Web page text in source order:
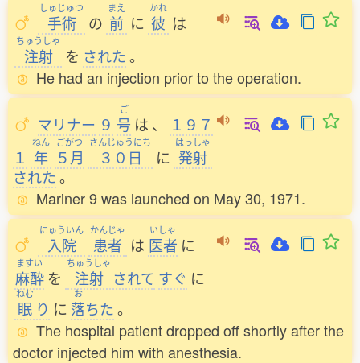
しゅじゅつ
手術 の
まえ
前 に
かれ
彼 は
ちゅうしゃ
注射 を された 。
He had an injection prior to the operation.
マリナー ９
ご
号 は 、
１９７
１
ねん
年
ごがつ
５月
さんじゅうにち
３０日 に
はっしゃ
発射
された。
Mariner 9 was launched on May 30, 1971.
にゅういん
入院
かんじゃ
患者 は
いしゃ
医者 に
ますい
麻酔 を
ちゅうしゃ
注射 されて すぐ に
ねむ
眠 り に
お
落ちた 。
The hospital patient dropped off shortly after the
doctor injected him with anesthesia.